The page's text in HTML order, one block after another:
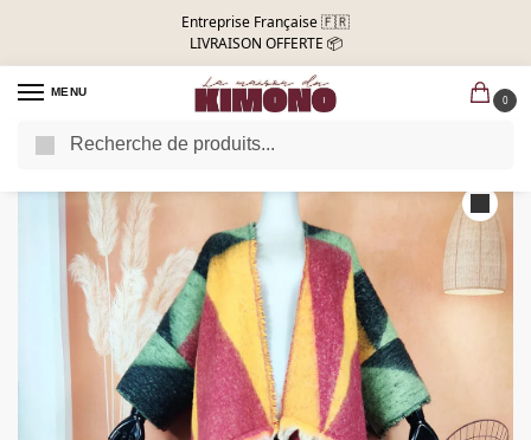
Entreprise Française 🇫🇷
LIVRAISON OFFERTE 📦
MENU
0
/ Manteau kimono / Manteau kimono oversize | Rouge et vert